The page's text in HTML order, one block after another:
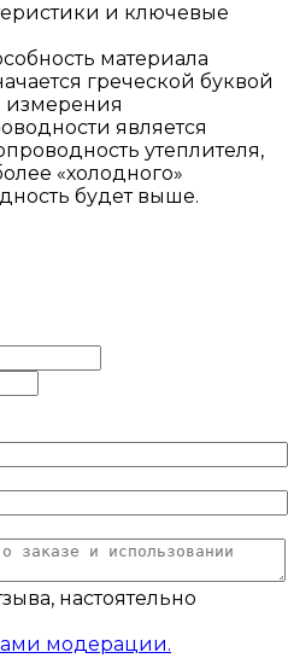
и ключевые
материала
греческой буквой
измерения
является
утеплителя,
«холодного»
будет выше.
настоятельно
модерации.